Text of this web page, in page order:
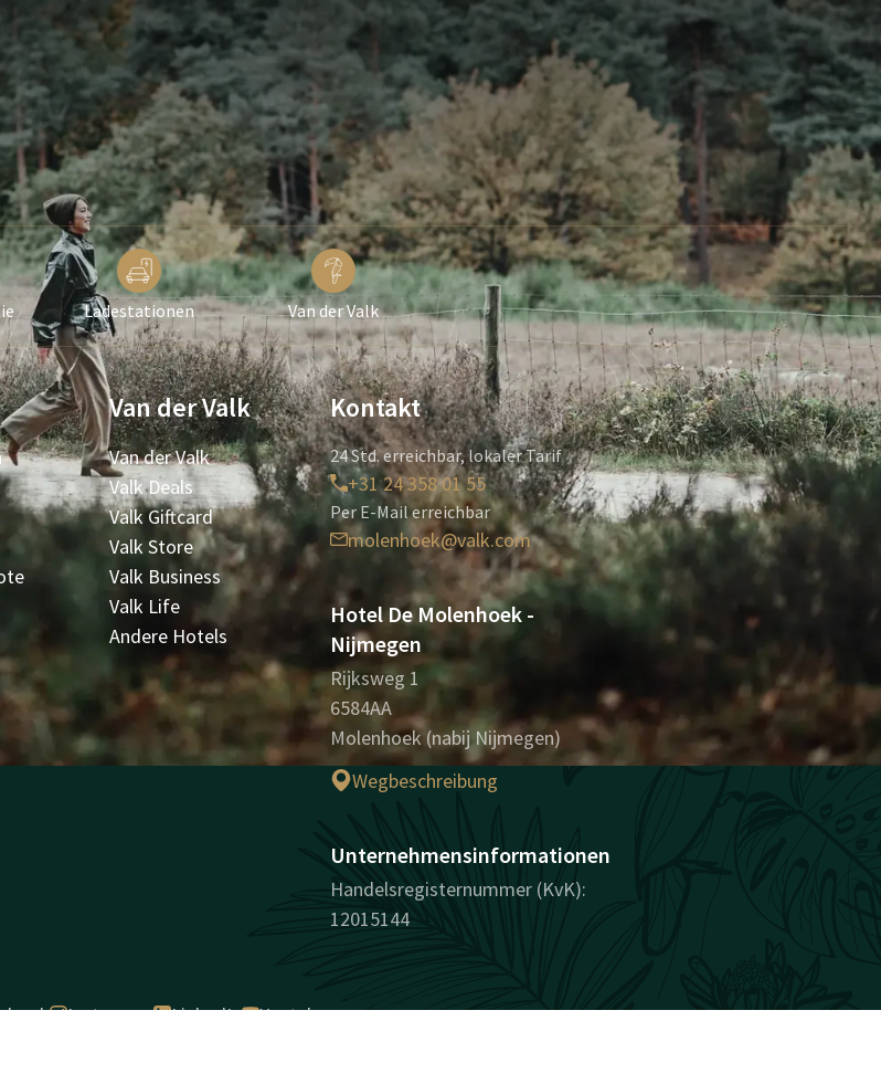
Ladestationen Van der Valk
Van der Valk
Van der Valk
Valk Deals
Valk Giftcard
Valk Store
Valk Business
Valk Life
Andere Hotels
Kontakt
24 Std. erreichbar, lokaler Tarif
+31 24 358 01 55
Per E-Mail erreichbar
molenhoek@valk.com
Hotel De Molenhoek -
Nijmegen
Rijksweg 1
6584AA
Molenhoek (nabij Nijmegen)
Wegbeschreibung
Unternehmensinformationen
Handelsregisternummer (KvK):
12015144
Instagram LinkedIn Youtube